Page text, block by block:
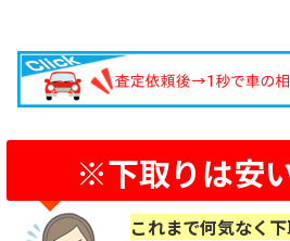
※下取りは安
これまで何気なく